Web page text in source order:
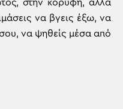
στην κορυφή, αλλά
να βγεις έξω, να
να ψηθείς μέσα από